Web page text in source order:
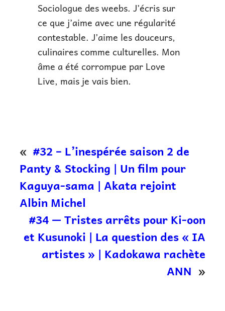
Sociologue des weebs. J’écris sur
ce que j’aime avec une régularité
contestable. J’aime les douceurs,
culinaires comme culturelles. Mon
âme a été corrompue par Love
Live, mais je vais bien.
« #32 – L’inespérée saison 2 de
Panty & Stocking | Un film pour
Kaguya-sama | Akata rejoint
Albin Michel
#34 — Tristes arrêts pour Ki-oon
et Kusunoki | La question des « IA
artistes » | Kadokawa rachète
ANN »